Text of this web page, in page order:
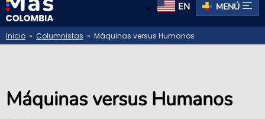
EN MENÚ
Inicio » Columnistas » Máquinas versus Humanos
Máquinas versus Humanos